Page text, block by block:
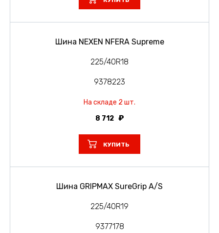
Шина NEXEN NFERA Supreme
225/40R18
9378223
На складе 2 шт.
8 712
КУПИТЬ
Шина GRIPMAX SureGrip A/S
225/40R19
9377178